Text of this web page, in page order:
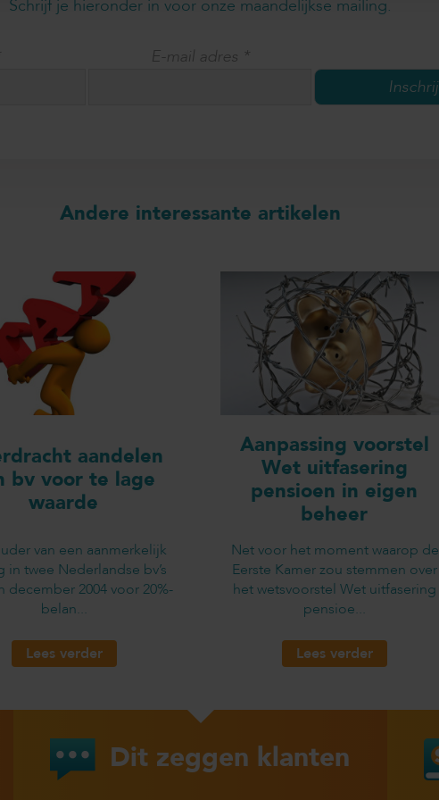
Schrijf je hieronder in voor onze maandelijkse mailing.
E-mail adres *
Andere interessante artikelen
aandelen
bv voor te lage
waarde
van een aanmerkelijk
in twee Nederlandse bv’s
december 2004 voor 20%-
belan...
Lees verder
Aanpassing voorstel
Wet uitfasering
pensioen in eigen
beheer
Net voor het moment waarop de
Eerste Kamer zou stemmen over
het wetsvoorstel Wet uitfasering
pensioe...
Lees verder
Dit zeggen klanten